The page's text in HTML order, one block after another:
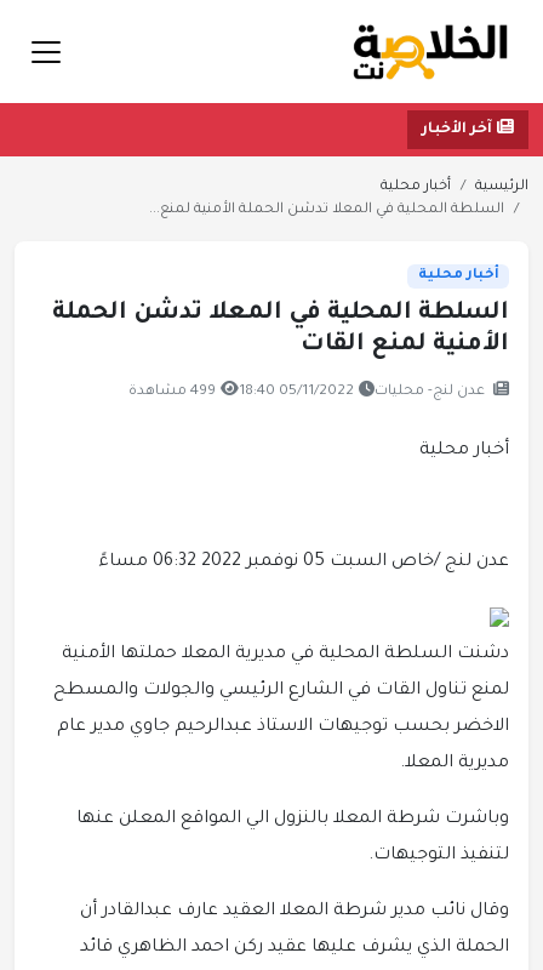
آخر الأخبار
الرئيسية
أخبار محلية
السلطة المحلية في المعلا تدشن الحملة الأمنية لمنع...
أخبار محلية
السلطة المحلية في المعلا تدشن الحملة
الأمنية لمنع القات
عدن لنج- محليات 05/11/2022 18:40 499 مشاهدة
أخبار محلية
عدن لنج /خاص السبت 05 نوفمبر 2022 06:32 مساءً
دشنت السلطة المحلية في مديرية المعلا حملتها الأمنية
لمنع تناول القات في الشارع الرئيسي والجولات والمسطح
الاخضر بحسب توجيهات الاستاذ عبدالرحيم جاوي مدير عام
مديرية المعلا.
وباشرت شرطة المعلا بالنزول الي المواقع المعلن عنها
لتنفيذ التوجيهات.
وقال نائب مدير شرطة المعلا العقيد عارف عبدالقادر أن
الحملة الذي يشرف عليها عقيد ركن احمد الظاهري قائد